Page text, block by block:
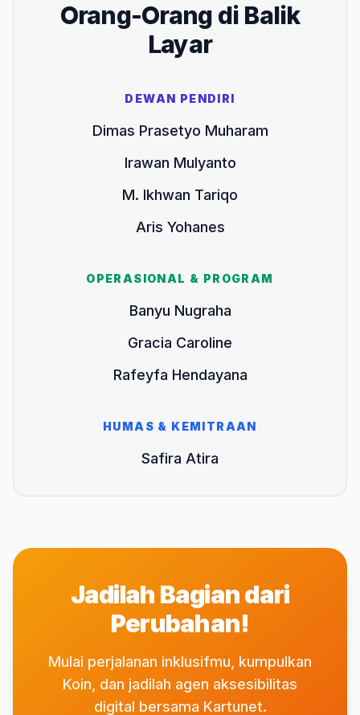
Orang-Orang di Balik
Layar
DEWAN PENDIRI
Dimas Prasetyo Muharam
Irawan Mulyanto
M. Ikhwan Tariqo
Aris Yohanes
OPERASIONAL & PROGRAM
Banyu Nugraha
Gracia Caroline
Rafeyfa Hendayana
HUMAS & KEMITRAAN
Safira Atira
Jadilah Bagian dari
Perubahan!
Mulai perjalanan inklusifmu, kumpulkan
Koin, dan jadilah agen aksesibilitas
digital bersama Kartunet.